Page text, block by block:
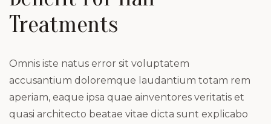
Treatments
Omnis iste natus error sit voluptatem
accusantium doloremque laudantium totam rem
aperiam, eaque ipsa quae ainventores veritatis et
quasi architecto beatae vitae dicta sunt explicabo